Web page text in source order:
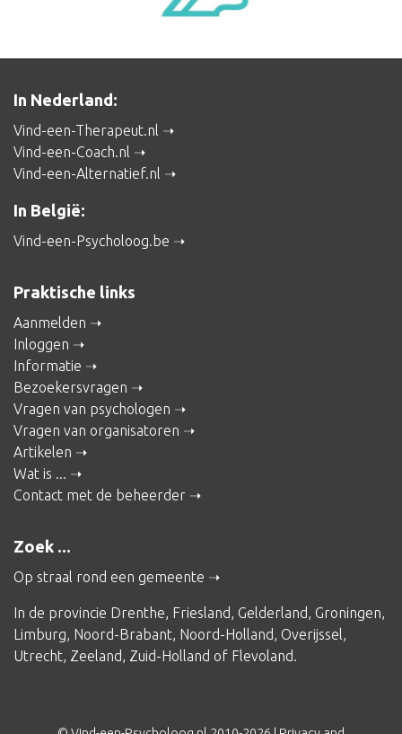
In Nederland:
Vind-een-Therapeut.nl
Vind-een-Coach.nl
Vind-een-Alternatief.nl
In België:
Vind-een-Psycholoog.be
Praktische links
Aanmelden
Inloggen
Informatie
Bezoekersvragen
Vragen van psychologen
Vragen van organisatoren
Artikelen
Wat is ...
Contact met de beheerder
Zoek ...
Op straal rond een gemeente
In de provincie Drenthe, Friesland, Gelderland, Groningen,
Limburg, Noord-Brabant, Noord-Holland, Overijssel,
Utrecht, Zeeland, Zuid-Holland of Flevoland.